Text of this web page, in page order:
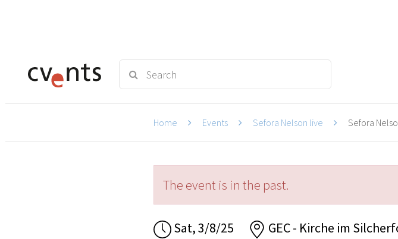
Home Events Sefora Nelson live Sefora
The event is in the past.
Sat, 3/8/25 GEC - Kirche im